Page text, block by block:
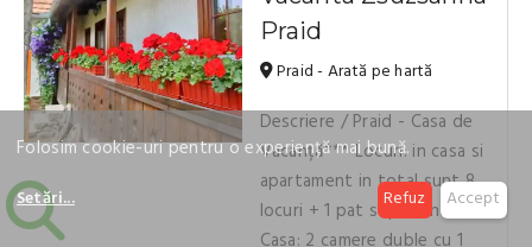
Praid
Praid - Arată pe hartă
Descriere / Praid - Casa de
Vacanță*** Locuri: in casa si
apartament in total sunt 8
locuri + 1 pat suplimentar
Casa: 2 camere duble cu 1
Folosim cookie-uri pentru o experiență mai bună.
Setări... Refuz Accept